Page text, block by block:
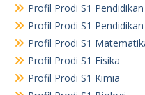
Profil Prodi S1
Profil Prodi S1 Pendidikan
Profil Prodi S1
Profil Prodi S1 Fisika
Profil Prodi S1 Kimia